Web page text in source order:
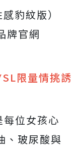
豹紋版）
牌官網
限量情挑誘
位女孩心
、玻尿酸與